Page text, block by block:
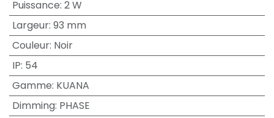
Puissance: 2 W
Largeur: 93 mm
Couleur: Noir
IP: 54
Gamme: KUANA
Dimming: PHASE